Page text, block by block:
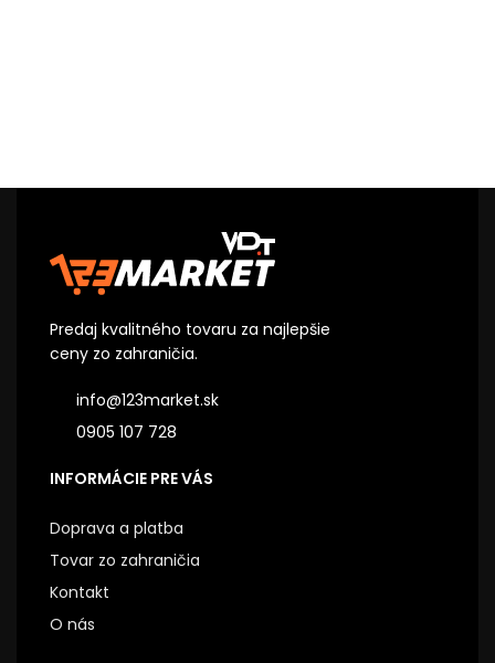
Predaj kvalitného tovaru za najlepšie
ceny zo zahraničia.
info@123market.sk
0905 107 728
INFORMÁCIE PRE VÁS
Doprava a platba
Tovar zo zahraničia
Kontakt
O nás